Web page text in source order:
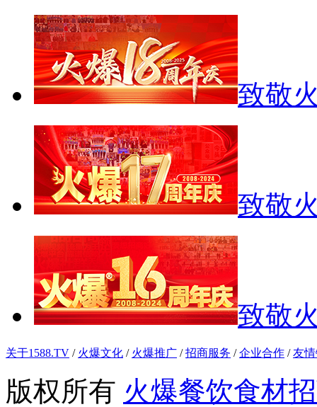
致敬
致敬
致敬
关于1588.TV / 火爆文化 / 火爆推广 /招商服务 /企业合作 /友
版权所有 火爆餐饮食材